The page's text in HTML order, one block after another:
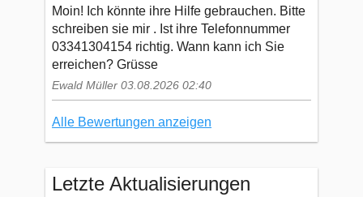
Moin! Ich könnte ihre Hilfe gebrauchen. Bitte
schreiben sie mir . Ist ihre Telefonnummer
03341304154 richtig. Wann kann ich Sie
erreichen? Grüsse
Ewald Müller 03.08.2026 02:40
Alle Bewertungen anzeigen
Letzte Aktualisierungen